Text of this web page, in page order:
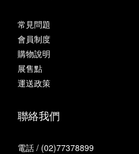
常見問題
會員制度
購物說明
展售點
運送政策
聯絡我們
電話 / (02)77378899